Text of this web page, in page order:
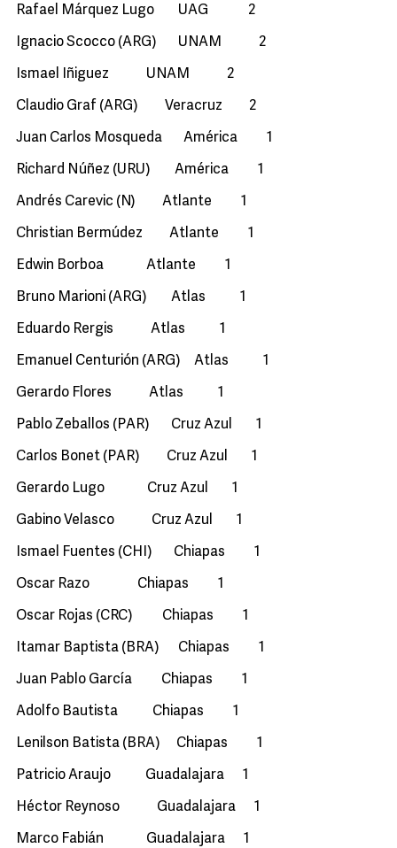
Rafael Márquez Lugo UAG 2
Ignacio Scocco (ARG) UNAM 2
Ismael Iñiguez UNAM 2
Claudio Graf (ARG) Veracruz 2
Juan Carlos Mosqueda América 1
Richard Núñez (URU) América 1
Andrés Carevic (N) Atlante 1
Christian Bermúdez Atlante 1
Edwin Borboa Atlante 1
Bruno Marioni (ARG) Atlas 1
Eduardo Rergis Atlas 1
Emanuel Centurión (ARG) Atlas 1
Gerardo Flores Atlas 1
Pablo Zeballos (PAR) Cruz Azul 1
Carlos Bonet (PAR) Cruz Azul 1
Gerardo Lugo Cruz Azul 1
Gabino Velasco Cruz Azul 1
Ismael Fuentes (CHI) Chiapas 1
Oscar Razo Chiapas 1
Oscar Rojas (CRC) Chiapas 1
Itamar Baptista (BRA) Chiapas 1
Juan Pablo García Chiapas 1
Adolfo Bautista Chiapas 1
Lenilson Batista (BRA) Chiapas 1
Patricio Araujo Guadalajara 1
Héctor Reynoso Guadalajara 1
Marco Fabián Guadalajara 1